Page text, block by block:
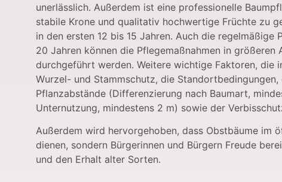
unerlässlich. Außerdem ist eine professionelle
stabile Krone und qualitativ hochwertige Früchte zu
in den ersten 12 bis 15 Jahren. Auch die
20 Jahren können die Pflegemaßnahmen in
durchgeführt werden. Weitere wichtige Faktoren, die
Wurzel- und Stammschutz, die
Pflanzabstände (Differenzierung nach Baumart,
Unternutzung, mindestens 2 m) sowie der
Außerdem wird hervorgehoben, dass Obstbäume im
dienen, sondern Bürgerinnen und Bürgern Freude
und den Erhalt alter Sorten.